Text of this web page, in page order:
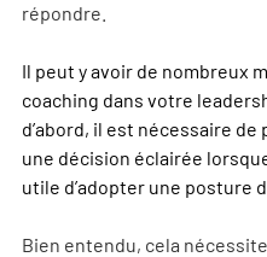
répondre.
Il peut y avoir de nombreux
coaching dans votre
d’abord, il est nécessaire de
une décision éclairée
utile d’adopter une posture
Bien entendu, cela